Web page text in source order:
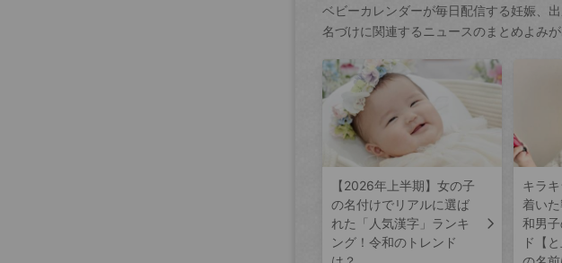
ベビーカレンダーが毎日配信する妊娠、
名づけに関連するニュースのまとめよみが
【2026年上半期】女の子
の名付けでリアルに選ば
れた「人気漢字」ランキ
ング！令和のトレンド
キラ
着い
和男
ド【